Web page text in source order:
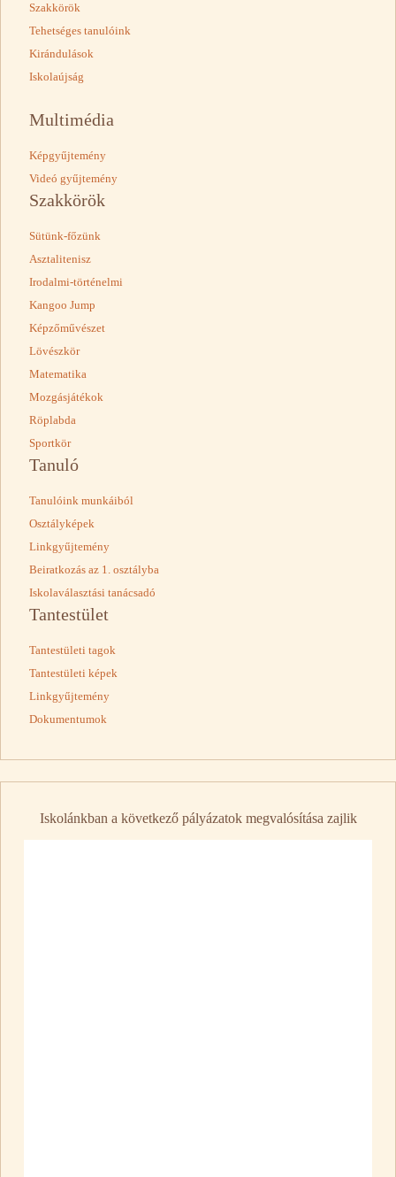
Szakkörök
Tehetséges tanulóink
Kirándulások
Iskolaújság
Multimédia
Képgyűjtemény
Videó gyűjtemény
Szakkörök
Sütünk-főzünk
Asztalitenisz
Irodalmi-történelmi
Kangoo Jump
Képzőművészet
Lövészkör
Matematika
Mozgásjátékok
Röplabda
Sportkör
Tanuló
Tanulóink munkáiból
Osztályképek
Linkgyűjtemény
Beiratkozás az 1. osztályba
Iskolaválasztási tanácsadó
Tantestület
Tantestületi tagok
Tantestületi képek
Linkgyűjtemény
Dokumentumok
Iskolánkban a következő pályázatok megvalósítása zajlik